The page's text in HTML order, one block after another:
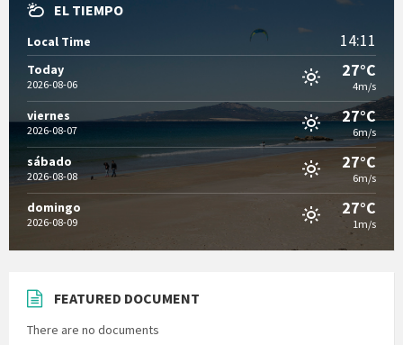
EL TIEMPO
Local Time 14:11
Today
2026-08-06
27°C
4m/s
viernes
2026-08-07
27°C
6m/s
sábado
2026-08-08
27°C
6m/s
domingo
2026-08-09
27°C
1m/s
FEATURED DOCUMENT
There are no documents